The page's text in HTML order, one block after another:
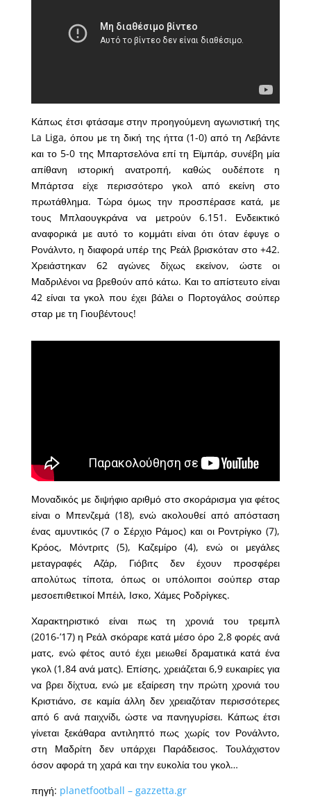
Κάπως έτσι φτάσαμε στην προηγούμενη αγωνιστική της
La Liga, όπου με τη δική της ήττα (1-0) από τη Λεβάντε
και το 5-0 της Μπαρτσελόνα επί τη Εϊμπάρ, συνέβη μία
απίθανη ιστορική ανατροπή, καθώς ουδέποτε η
Μπάρτσα είχε περισσότερο γκολ από εκείνη στο
πρωτάθλημα. Τώρα όμως την προσπέρασε κατά, με
τους Μπλαουγκράνα να μετρούν 6.151. Ενδεικτικό
αναφορικά με αυτό το κομμάτι είναι ότι όταν έφυγε ο
Ρονάλντο, η διαφορά υπέρ της Ρεάλ βρισκόταν στο +42.
Χρειάστηκαν 62 αγώνες δίχως εκείνον, ώστε οι
Μαδριλένοι να βρεθούν από κάτω. Και το απίστευτο είναι
42 είναι τα γκολ που έχει βάλει ο Πορτογάλος σούπερ
σταρ με τη Γιουβέντους!
Μοναδικός με διψήφιο αριθμό στο σκοράρισμα για φέτος
είναι ο Μπενζεμά (18), ενώ ακολουθεί από απόσταση
ένας αμυντικός (7 ο Σέρχιο Ράμος) και οι Ροντρίγκο (7),
Κρόος, Μόντριτς (5), Καζεμίρο (4), ενώ οι μεγάλες
μεταγραφές Αζάρ, Γιόβιτς δεν έχουν προσφέρει
απολύτως τίποτα, όπως οι υπόλοιποι σούπερ σταρ
μεσοεπιθετικοί Μπέιλ, Ισκο, Χάμες Ροδρίγκες.
Χαρακτηριστικό είναι πως τη χρονιά του τρεμπλ
(2016-’17) η Ρεάλ σκόραρε κατά μέσο όρο 2,8 φορές ανά
ματς, ενώ φέτος αυτό έχει μειωθεί δραματικά κατά ένα
γκολ (1,84 ανά ματς). Επίσης, χρειάζεται 6,9 ευκαιρίες για
να βρει δίχτυα, ενώ με εξαίρεση την πρώτη χρονιά του
Κριστιάνο, σε καμία άλλη δεν χρειαζόταν περισσότερες
από 6 ανά παιχνίδι, ώστε να πανηγυρίσει. Κάπως έτσι
γίνεται ξεκάθαρα αντιληπτό πως χωρίς τον Ρονάλντο,
στη Μαδρίτη δεν υπάρχει Παράδεισος. Τουλάχιστον
όσον αφορά τη χαρά και την ευκολία του γκολ…
πηγή: planetfootball – gazzetta.gr